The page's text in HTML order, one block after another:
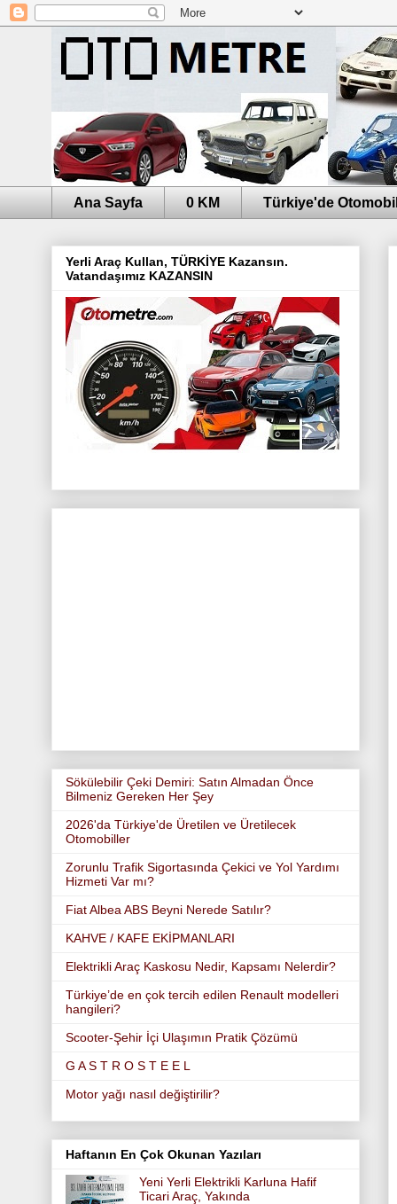
Ana Sayfa 0 KM Türkiye'de
Yerli Araç Kullan, TÜRKİYE Kazansın.
Vatandaşımız KAZANSIN
Sökülebilir Çeki Demiri: Satın Almadan Önce
Bilmeniz Gereken Her Şey
2026'da Türkiye'de Üretilen ve Üretilecek
Otomobiller
Zorunlu Trafik Sigortasında Çekici ve Yol Yardımı
Hizmeti Var mı?
Fiat Albea ABS Beyni Nerede Satılır?
KAHVE / KAFE EKİPMANLARI
Elektrikli Araç Kaskosu Nedir, Kapsamı Nelerdir?
Türkiye’de en çok tercih edilen Renault modelleri
hangileri?
Scooter-Şehir İçi Ulaşımın Pratik Çözümü
G A S T R O S T E E L
Motor yağı nasıl değiştirilir?
Haftanın En Çok Okunan Yazıları
Yeni Yerli Elektrikli Karluna Hafif
Ticari Araç, Yakında